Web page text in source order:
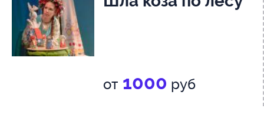
от 1000 руб